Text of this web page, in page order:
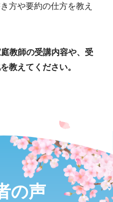
方や要約の仕方を教え
教師の受講内容や、受
教えてください。
の声